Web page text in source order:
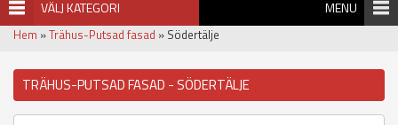
VÄLJ KATEGORI MENU
Hem »Trähus-Putsad fasad » Södertälje
TRÄHUS-PUTSAD FASAD - SÖDERTÄLJE